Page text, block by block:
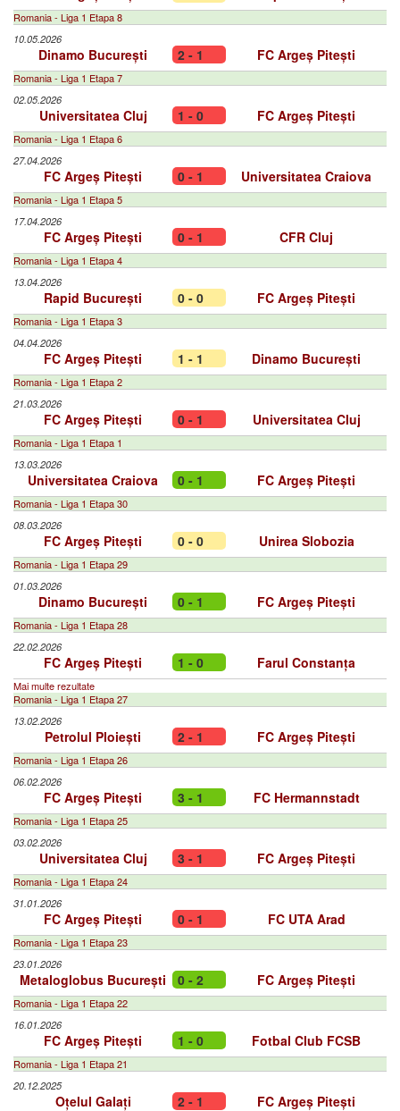
Romania - Liga 1 Etapa 8
10.05.2026
Dinamo București 2 - 1 FC Argeș Pitești
Romania - Liga 1 Etapa 7
02.05.2026
Universitatea Cluj 1 - 0 FC Argeș Pitești
Romania - Liga 1 Etapa 6
27.04.2026
FC Argeș Pitești 0 - 1 Universitatea Craiova
Romania - Liga 1 Etapa 5
17.04.2026
FC Argeș Pitești 0 - 1 CFR Cluj
Romania - Liga 1 Etapa 4
13.04.2026
Rapid București 0 - 0 FC Argeș Pitești
Romania - Liga 1 Etapa 3
04.04.2026
FC Argeș Pitești 1 - 1 Dinamo București
Romania - Liga 1 Etapa 2
21.03.2026
FC Argeș Pitești 0 - 1 Universitatea Cluj
Romania - Liga 1 Etapa 1
13.03.2026
Universitatea Craiova 0 - 1 FC Argeș Pitești
Romania - Liga 1 Etapa 30
08.03.2026
FC Argeș Pitești 0 - 0 Unirea Slobozia
Romania - Liga 1 Etapa 29
01.03.2026
Dinamo București 0 - 1 FC Argeș Pitești
Romania - Liga 1 Etapa 28
22.02.2026
FC Argeș Pitești 1 - 0 Farul Constanța
Mai multe rezultate
Romania - Liga 1 Etapa 27
13.02.2026
Petrolul Ploiești 2 - 1 FC Argeș Pitești
Romania - Liga 1 Etapa 26
06.02.2026
FC Argeș Pitești 3 - 1 FC Hermannstadt
Romania - Liga 1 Etapa 25
03.02.2026
Universitatea Cluj 3 - 1 FC Argeș Pitești
Romania - Liga 1 Etapa 24
31.01.2026
FC Argeș Pitești 0 - 1 FC UTA Arad
Romania - Liga 1 Etapa 23
23.01.2026
Metaloglobus București 0 - 2 FC Argeș Pitești
Romania - Liga 1 Etapa 22
16.01.2026
FC Argeș Pitești 1 - 0 Fotbal Club FCSB
Romania - Liga 1 Etapa 21
20.12.2025
Oțelul Galați 2 - 1 FC Argeș Pitești